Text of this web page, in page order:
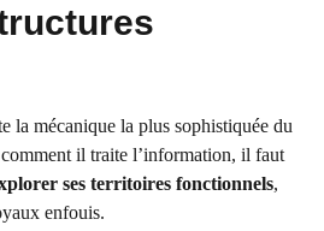
la mécanique la plus sophistiquée du
il traite l’information, il faut
ses territoires fonctionnels,
enfouis.